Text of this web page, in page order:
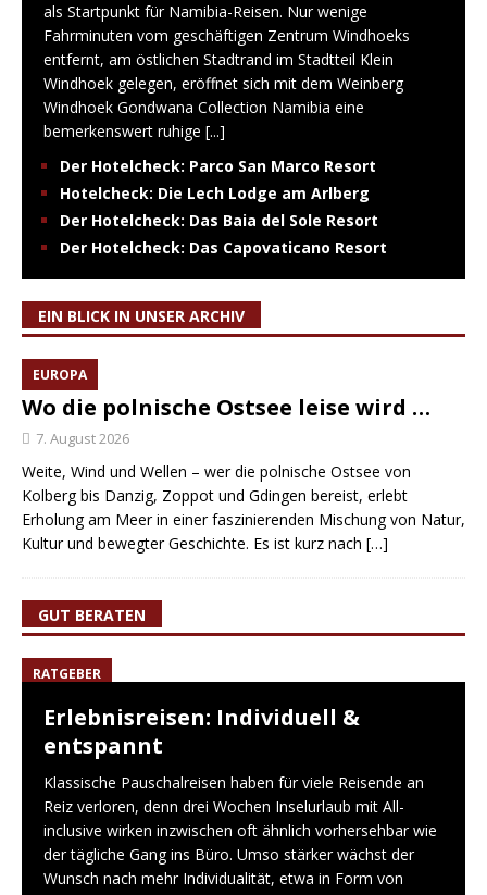
als Startpunkt für Namibia-Reisen. Nur wenige
Fahrminuten vom geschäftigen Zentrum Windhoeks
entfernt, am östlichen Stadtrand im Stadtteil Klein
Windhoek gelegen, eröffnet sich mit dem Weinberg
Windhoek Gondwana Collection Namibia eine
bemerkenswert ruhige [...]
Der Hotelcheck: Parco San Marco Resort
Hotelcheck: Die Lech Lodge am Arlberg
Der Hotelcheck: Das Baia del Sole Resort
Der Hotelcheck: Das Capovaticano Resort
EIN BLICK IN UNSER ARCHIV
EUROPA
Wo die polnische Ostsee leise wird …
7. August 2026
Weite, Wind und Wellen – wer die polnische Ostsee von
Kolberg bis Danzig, Zoppot und Gdingen bereist, erlebt
Erholung am Meer in einer faszinierenden Mischung von Natur,
Kultur und bewegter Geschichte. Es ist kurz nach […]
GUT BERATEN
RATGEBER
Erlebnisreisen: Individuell &
entspannt
Klassische Pauschalreisen haben für viele Reisende an
Reiz verloren, denn drei Wochen Inselurlaub mit All-
inclusive wirken inzwischen oft ähnlich vorhersehbar wie
der tägliche Gang ins Büro. Umso stärker wächst der
Wunsch nach mehr Individualität, etwa in Form von